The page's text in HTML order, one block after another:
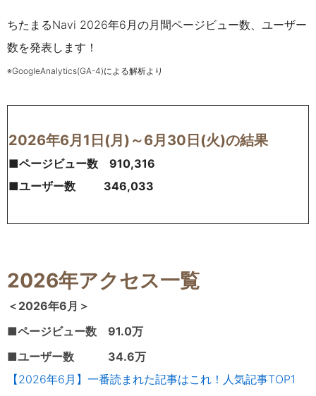
ちたまるNavi 2026年6月の月間ページビュー数、ユーザー
数を発表します！
※GoogleAnalytics(GA-4)による解析より
2026年6月1日(月)～6月30日(火)の結果
■ページビュー数 910,316
■ユーザー数 346,033
2026年アクセス一覧
＜2026年6月＞
■ページビュー数 91.0万
■ユーザー数 34.6万
【2026年6月】一番読まれた記事はこれ！人気記事TOP1